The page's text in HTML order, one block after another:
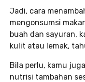
Jadi, cara
mengonsumsi
buah dan sayuran,
kulit atau lemak,
Bila perlu, kamu
nutrisi tambahan